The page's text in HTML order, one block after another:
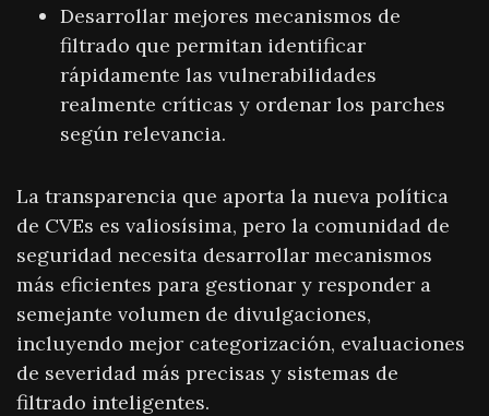
Desarrollar mejores mecanismos de
filtrado que permitan identificar
rápidamente las vulnerabilidades
realmente críticas y ordenar los parches
según relevancia.
La transparencia que aporta la nueva política
de CVEs es valiosísima, pero la comunidad de
seguridad necesita desarrollar mecanismos
más eficientes para gestionar y responder a
semejante volumen de divulgaciones,
incluyendo mejor categorización, evaluaciones
de severidad más precisas y sistemas de
filtrado inteligentes.